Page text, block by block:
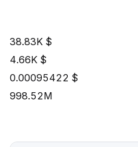
38.83K
4.66K
0.00095422
998.52M